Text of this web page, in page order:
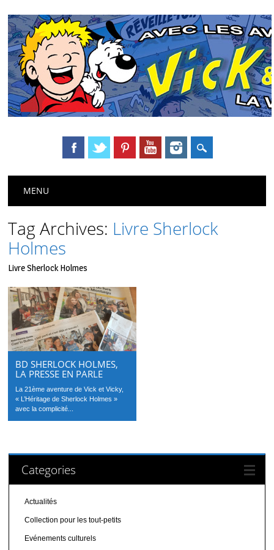
Main menu
MENU
Tag Archives: Livre Sherlock
Holmes
Livre Sherlock Holmes
BD SHERLOCK HOLMES,
LA PRESSE EN PARLE
La 21ème aventure de Vick et Vicky,
« L’Héritage de Sherlock Holmes »
avec la complicité...
Categories
Actualités
Collection pour les tout-petits
Evénements culturels